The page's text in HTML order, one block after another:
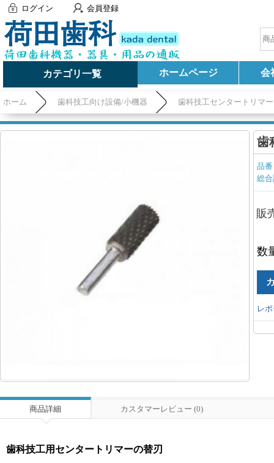
ログイン 会員登録
カテゴリ一覧 ホームページ 会
ホーム 歯科技工向け設備/小機器 歯科技工センタートリマー
歯
品
総
販
数
レ
商品詳細 カスタマーレビュー (0)
歯科技工用センタートリマーの替刃